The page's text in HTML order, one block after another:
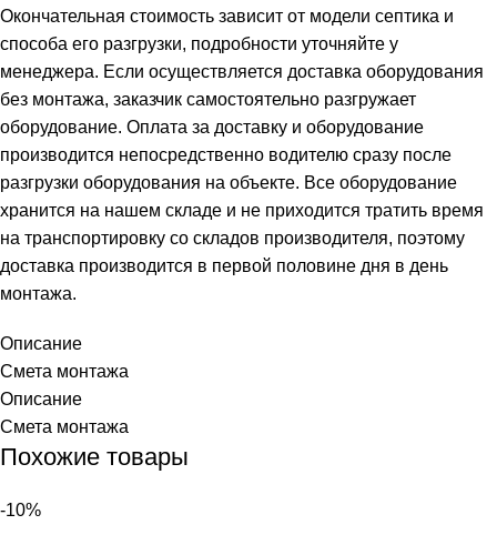
Окончательная стоимость зависит от модели септика и
способа его разгрузки, подробности уточняйте у
менеджера. Если осуществляется доставка оборудования
без монтажа, заказчик самостоятельно разгружает
оборудование. Оплата за доставку и оборудование
производится непосредственно водителю сразу после
разгрузки оборудования на объекте. Все оборудование
хранится на нашем складе и не приходится тратить время
на транспортировку со складов производителя, поэтому
доставка производится в первой половине дня в день
монтажа.
Описание
Смета монтажа
Описание
Смета монтажа
Похожие товары
-10%